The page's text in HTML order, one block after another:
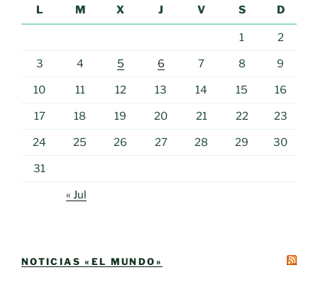
L
M X J V S D
1 2
3 4 5 6 7 8 9
10 11 12 13 14 15 16
17 18 19 20 21 22 23
24 25 26 27 28 29 30
31
« Jul
NOTICIAS «EL MUNDO»